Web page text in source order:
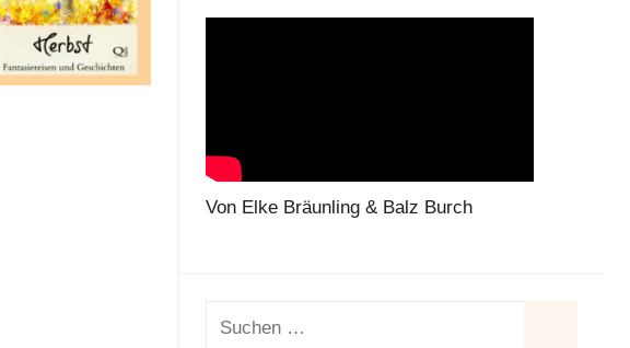
Von Elke Bräunling & Balz Burch
Suchen